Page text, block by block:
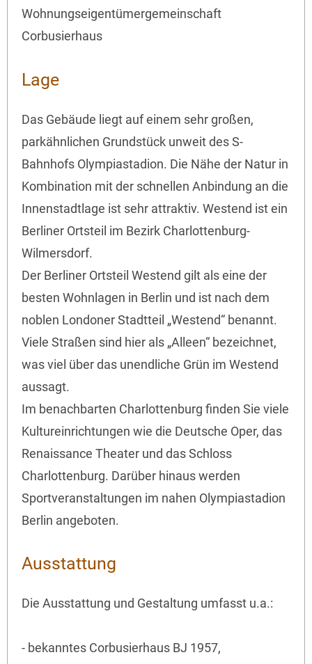
Wohnungseigentümergemeinschaft
Corbusierhaus
Lage
Das Gebäude liegt auf einem sehr großen,
parkähnlichen Grundstück unweit des S-
Bahnhofs Olympiastadion. Die Nähe der Natur in
Kombination mit der schnellen Anbindung an die
Innenstadtlage ist sehr attraktiv. Westend ist ein
Berliner Ortsteil im Bezirk Charlottenburg-
Wilmersdorf.
Der Berliner Ortsteil Westend gilt als eine der
besten Wohnlagen in Berlin und ist nach dem
noblen Londoner Stadtteil „Westend“ benannt.
Viele Straßen sind hier als „Alleen“ bezeichnet,
was viel über das unendliche Grün im Westend
aussagt.
Im benachbarten Charlottenburg finden Sie viele
Kultureinrichtungen wie die Deutsche Oper, das
Renaissance Theater und das Schloss
Charlottenburg. Darüber hinaus werden
Sportveranstaltungen im nahen Olympiastadion
Berlin angeboten.
Ausstattung
Die Ausstattung und Gestaltung umfasst u.a.:
- bekanntes Corbusierhaus BJ 1957,